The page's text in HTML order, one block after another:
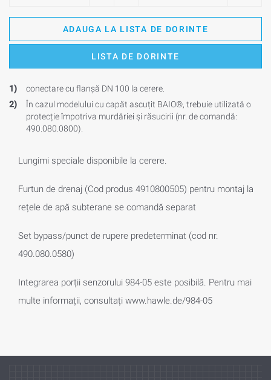
ADAUGA LA LISTA DE DORINTE
LISTA DE DORINTE
1)
conectare cu flanșă DN 100 la cerere.
2)
În cazul modelului cu capăt ascuțit BAIO®, trebuie utilizată o
protecție împotriva murdăriei și răsucirii (nr. de comandă:
490.080.0800).
Lungimi speciale disponibile la cerere.
Furtun de drenaj (Cod produs 4910800505) pentru montaj la
rețele de apă subterane se comandă separat
Set bypass/punct de rupere predeterminat (cod nr.
490.080.0580)
Integrarea porții senzorului 984-05 este posibilă. Pentru mai
multe informații, consultați www.hawle.de/984-05